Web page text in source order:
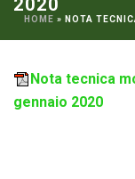
2020
HOME » NOTA
Nota tecnica
gennaio 2020